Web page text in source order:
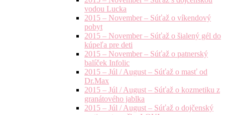
vodou Lucka
2015 – November – Súťaž o víkendový
pobyt
2015 – November – Súťaž o šialený gél do
kúpeľa pre deti
2015 – November – Súťaž o patnerský
balíček Infolic
2015 – Júl / August – Súťaž o masť od
Dr.Max
2015 – Júl / August – Súťaž o kozmetiku z
granátového jablka
2015 – Júl / August – Súťaž o dojčenský